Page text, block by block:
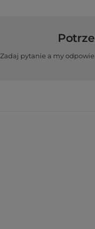
Zadaj pytanie a my